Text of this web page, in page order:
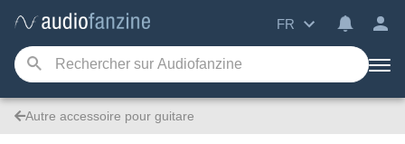
FR
Autre accessoire pour guitare